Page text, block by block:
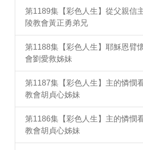
第1189集【彩色人生】從父親信
陵教會黃正勇弟兄
第1188集【彩色人生】耶穌恩臂
會劉愛救姊妹
第1187集【彩色人生】主的憐憫
教會胡貞心姊妹
第1186集【彩色人生】主的憐憫
教會胡貞心姊妹